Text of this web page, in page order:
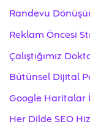
Randevu
Reklam Öncesi
Çalıştığımız
Bütünsel Dijital
Google Haritalar
Her Dilde SEO